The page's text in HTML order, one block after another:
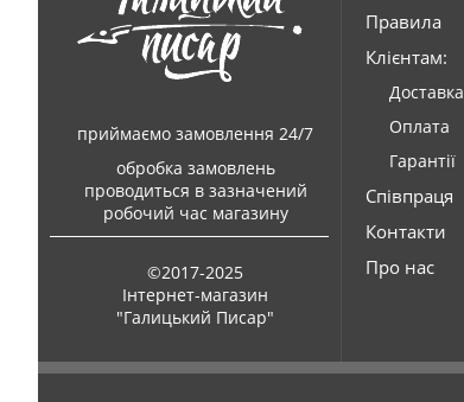
приймаємо замовлення 24/7
обробка замовлень
проводиться в зазначений
робочий час магазину
©2017-2025
Інтернет-магазин
"Галицький Писар"
Правила
Клієнтам:
Доставка
Оплата
Гарантії
Співпраця
Контакти
Про нас